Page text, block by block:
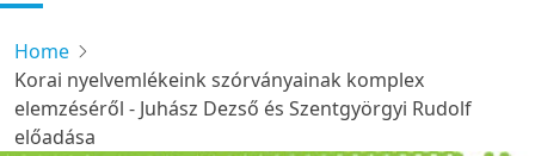
Home
Korai nyelvemlékeink szórványainak komplex
elemzéséről - Juhász Dezső és Szentgyörgyi Rudolf
előadása